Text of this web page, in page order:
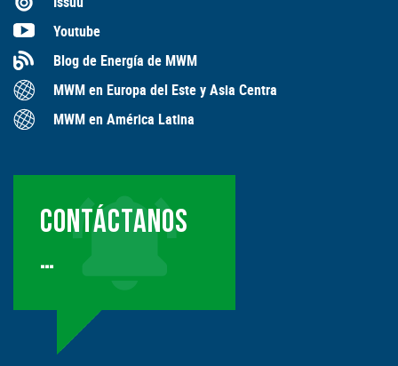
Youtube
Blog de Energía de MWM
MWM en Europa del Este y Asia Centra
MWM en América Latina
CONTÁCTANOS
…